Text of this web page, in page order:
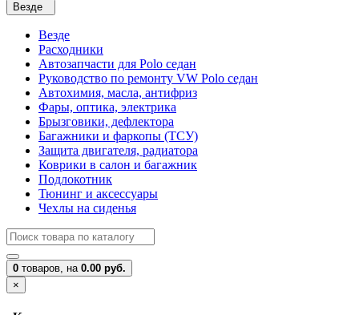
Везде
Везде
Расходники
Автозапчасти для Polo седан
Руководство по ремонту VW Polo седан
Автохимия, масла, антифриз
Фары, оптика, электрика
Брызговики, дефлектора
Багажники и фаркопы (ТСУ)
Защита двигателя, радиатора
Коврики в салон и багажник
Подлокотник
Тюнинг и аксессуары
Чехлы на сиденья
0 товаров, на 0.00 руб.
×